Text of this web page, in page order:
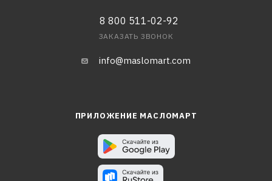
8 800 511-02-92
ЗАКАЗАТЬ ЗВОНОК
info@maslomart.com
ПРИЛОЖЕНИЕ МАСЛОМАРТ